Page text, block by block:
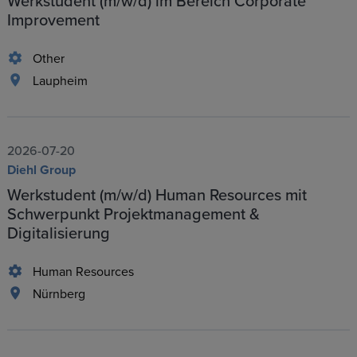
Improvement
Other
Laupheim
2026-07-20
Diehl Group
Werkstudent (m/w/d) Human Resources mit
Schwerpunkt Projektmanagement &
Digitalisierung
Human Resources
Nürnberg